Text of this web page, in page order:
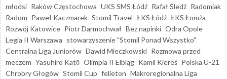
młodsi Raków Częstochowa UKS SMS Łódź Rafał Śledź Radomiak
Radom Paweł Kaczmarek Stomil Travel ŁKS Łódź ŁKS Łomża
Rozwój Katowice Piotr Darmochwał Bez napinki Odra Opole
Legia II Warszawa stowarzyszenie "Stomil Ponad Wszystko"
Centralna Liga Juniorów Dawid Mieczkowski Rozmowa przed
meczem Yasuhiro Katō Olimpia II Elbląg Kamil Kiereś Polska U-21
Chrobry Głogów Stomil Cup felieton Makroregionalna Liga